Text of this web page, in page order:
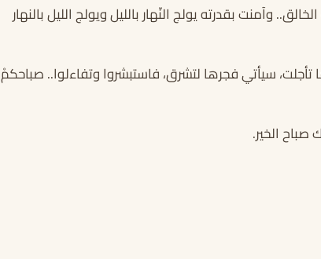
وآمنت بقدرته يولج النّهار بالليل ويولج الليل بالنهار
تأجلت، سيأتي فجرها لتشرق، فاستبشروا وتفاءلوا.. صباحكمْ
الخير.